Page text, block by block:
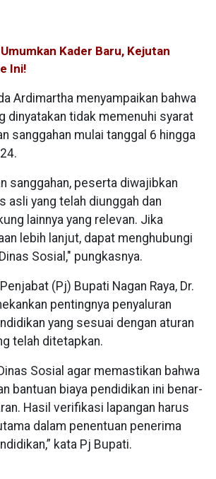
Kader Baru, Kejutan
Ini!
Ardimartha menyampaikan bahwa
dinyatakan tidak memenuhi syarat
sanggahan mulai tanggal 6 hingga
sanggahan, peserta diwajibkan
asli yang telah diunggah dan
lainnya yang relevan. Jika
lebih lanjut, dapat menghubungi
Sosial," pungkasnya.
(Pj) Bupati Nagan Raya, Dr.
pentingnya penyaluran
yang sesuai dengan aturan
telah ditetapkan.
Sosial agar memastikan bahwa
bantuan biaya pendidikan ini benar-
Hasil verifikasi lapangan harus
dalam penentuan penerima
kata Pj Bupati.